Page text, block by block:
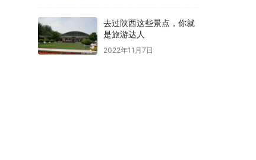
去过陕西这些景点，你就
是旅游达人
2022年11月7日